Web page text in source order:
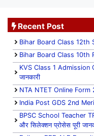
Recent Post
Bihar Board Class 12th
Bihar Board Class 10th
KVS Class 1 Admission
जानकारी
NTA NTET Online
India Post GDS 2nd
BPSC School Teacher
और सिलेक्शन प्रोसेस पूरी